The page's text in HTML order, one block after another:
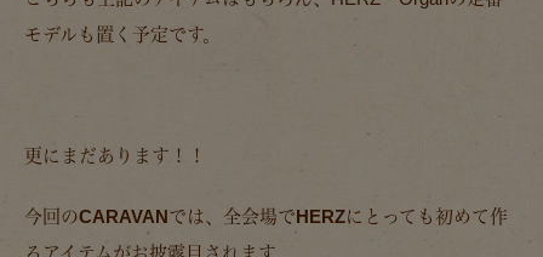
モデルも置く予定です。
更にまだあります！！
今回のCARAVANでは、全会場でHERZにとっても初めて作
るアイテムがお披露目されます。